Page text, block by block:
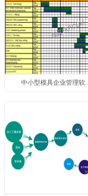
中小型模具企业管理软...